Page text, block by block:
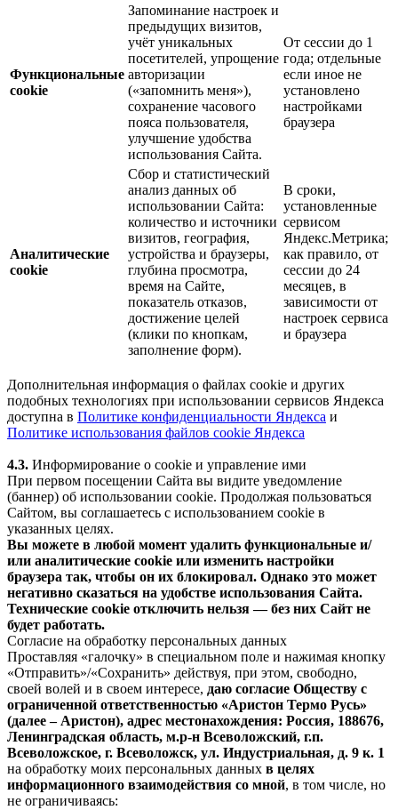
Функциональные
cookie
Запоминание настроек и
предыдущих визитов,
учёт уникальных
посетителей, упрощение
авторизации
(«запомнить меня»),
сохранение часового
пояса пользователя,
улучшение удобства
использования Сайта.
От сессии до 1
года; отдельные
если иное не
установлено
настройками
браузера
Аналитические
cookie
Сбор и статистический
анализ данных об
использовании Сайта:
количество и источники
визитов, география,
устройства и браузеры,
глубина просмотра,
время на Сайте,
показатель отказов,
достижение целей
(клики по кнопкам,
заполнение форм).
В сроки,
установленные
сервисом
Яндекс.Метрика;
как правило, от
сессии до 24
месяцев, в
зависимости от
настроек сервиса
и браузера
Дополнительная информация о файлах cookie и других
подобных технологиях при использовании сервисов Яндекса
доступна в Политике конфиденциальности Яндекса и
Политике использования файлов cookie Яндекса
4.3. Информирование о cookie и управление ими
При первом посещении Сайта вы видите уведомление
(баннер) об использовании cookie. Продолжая пользоваться
Сайтом, вы соглашаетесь с использованием cookie в
указанных целях.
Вы можете в любой момент удалить функциональные и/
или аналитические cookie или изменить настройки
браузера так, чтобы он их блокировал. Однако это может
негативно сказаться на удобстве использования Сайта.
Технические cookie отключить нельзя — без них Сайт не
будет работать.
Согласие на обработку персональных данных
Проставляя «галочку» в специальном поле и нажимая кнопку
«Отправить»/«Сохранить» действуя, при этом, свободно,
своей волей и в своем интересе, даю согласие Обществу с
ограниченной ответственностью «Аристон Термо Русь»
(далее – Аристон), адрес местонахождения: Россия, 188676,
Ленинградская область, м.р-н Всеволожский, г.п.
Всеволожское, г. Всеволожск, ул. Индустриальная, д. 9 к. 1
на обработку моих персональных данных в целях
информационного взаимодействия со мной, в том числе, но
не ограничиваясь: